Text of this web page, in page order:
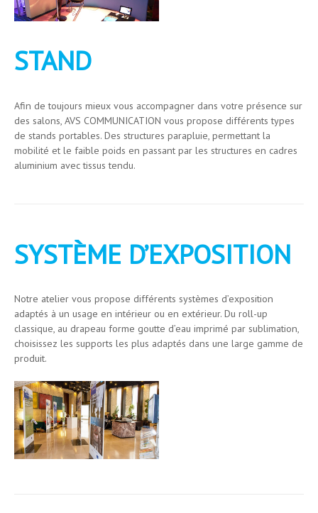
STAND
Afin de toujours mieux vous accompagner dans votre présence sur
des salons, AVS COMMUNICATION vous propose différents types
de stands portables. Des structures parapluie, permettant la
mobilité et le faible poids en passant par les structures en cadres
aluminium avec tissus tendu.
SYSTÈME D’EXPOSITION
Notre atelier vous propose différents systèmes d’exposition
adaptés à un usage en intérieur ou en extérieur. Du roll-up
classique, au drapeau forme goutte d’eau imprimé par sublimation,
choisissez les supports les plus adaptés dans une large gamme de
produit.